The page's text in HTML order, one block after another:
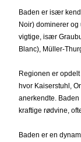
Baden er især
Noir) dominerer
vigtige, især
Blanc), Müller-
Regionen er
hvor Kaiserstuhl,
anerkendte.
kraftige rødvine,
Baden er en